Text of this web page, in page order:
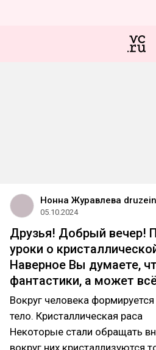
Нонна Журавлева
05.10.2024
Друзья! Добрый вечер!
уроки о
Наверное Вы думаете,
фантастики, а может
Вокруг человека
тело. Кристаллическая раса
Некоторые стали обращать
вокруг них кристаллизуются